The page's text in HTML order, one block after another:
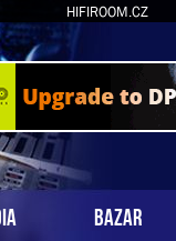
HIFIROOM.CZ
BAZAR